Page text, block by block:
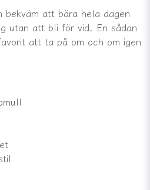
bekväm att bära hela dagen
utan att bli för vid. En sådan
att ta på om och om igen